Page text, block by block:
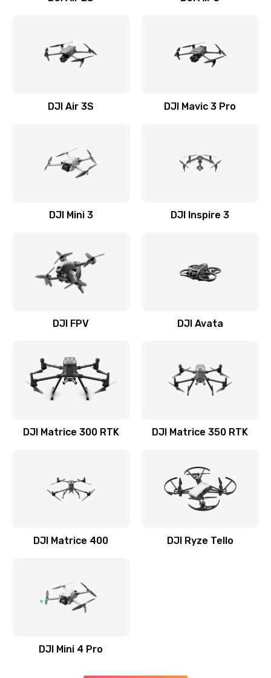
DJI Air 3S DJI Mavic 3 Pro
DJI Mini 3 DJI Inspire 3
DJI FPV DJI Avata
DJI Matrice 300 RTK DJI Matrice 350 RTK
DJI Matrice 400 DJI Ryze Tello
DJI Mini 4 Pro